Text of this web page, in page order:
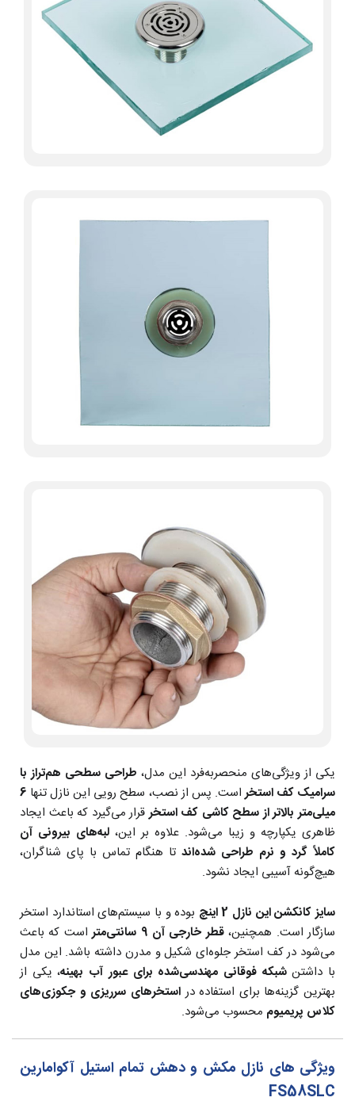
یکی از ویژگی‌های منحصربه‌فرد این مدل، طراحی سطحی هم‌تراز با
سرامیک کف استخراست. پس از نصب، سطح رویی این نازل تنها 6
میلی‌متر بالاتر از سطح کاشی کف استخرقرار می‌گیرد که باعث ایجاد
ظاهری یکپارچه و زیبا می‌شود. علاوه بر این، لبه‌های بیرونی آن
کاملاً گرد و نرم طراحی شده‌اند تا هنگام تماس با پای شناگران،
هیچ‌گونه آسیبی ایجاد نشود.
سایز کانکشن این نازل 2 اینچ
بوده و با سیستم‌های استاندارد استخر
سازگار است. همچنین،قطر خارجی آن 9 سانتی‌متر
است که باعث
می‌شود در کف استخر جلوه‌ای شکیل و مدرن داشته باشد. این مدل
با داشتنشبکه فوقانی مهندسی‌شده برای عبور آب بهینه، یکی از
بهترین گزینه‌ها برای استفاده دراستخرهای سرریزی و جکوزی‌های
کلاس پریمیوم محسوب می‌شود.
ویژگی های نازل مکش و دهش تمام استیل آکوامارین
FS58SLC